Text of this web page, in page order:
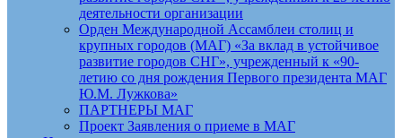
деятельности организации
Орден Международной Ассамблеи столиц и
крупных городов (МАГ) «За вклад в устойчивое
развитие городов СНГ», учрежденный к «90-
летию со дня рождения Первого президента МАГ
Ю.М. Лужкова»
ПАРТНЕРЫ МАГ
Проект Заявления о приеме в МАГ